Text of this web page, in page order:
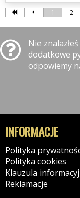
1 2
Nie
dodatkowe
odpowiemy
INFORMACJE
Polityka
Polityka cookies
Klauzula
Reklamacje